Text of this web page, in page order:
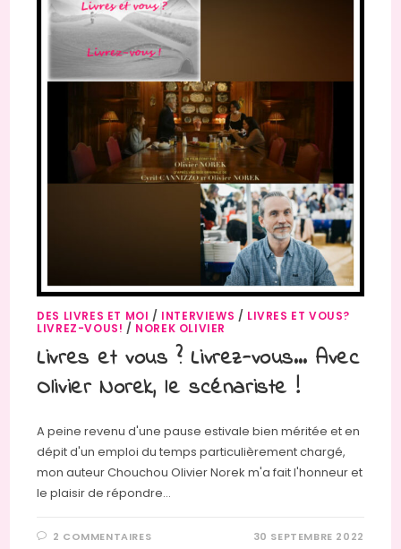
DES LIVRES ET MOI / INTERVIEWS / LIVRES ET VOUS?
LIVREZ-VOUS! / NOREK OLIVIER
Livres et vous ? Livrez-vous… Avec
Olivier Norek, le scénariste !
A peine revenu d'une pause estivale bien méritée et en
dépit d'un emploi du temps particulièrement chargé,
mon auteur Chouchou Olivier Norek m'a fait l'honneur et
le plaisir de répondre…
2 COMMENTAIRES 30 SEPTEMBRE 2022